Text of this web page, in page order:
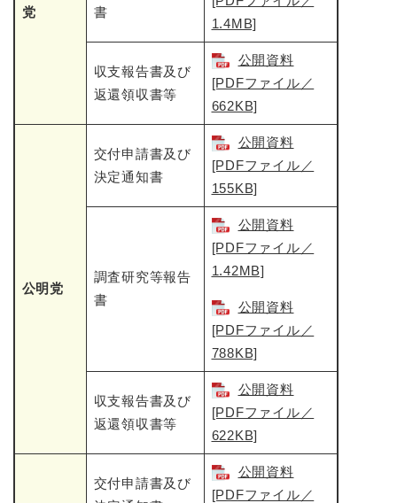
党
書
1.4MB]
収支報告書及び
返還領収書等
公開資料
[PDFファイル／
662KB]
公明党
交付申請書及び
決定通知書
公開資料
[PDFファイル／
155KB]
調査研究等報告
書
公開資料
[PDFファイル／
1.42MB]
公開資料
[PDFファイル／
788KB]
収支報告書及び
返還領収書等
公開資料
[PDFファイル／
622KB]
交付申請書及び
公開資料
[PDFファイル／